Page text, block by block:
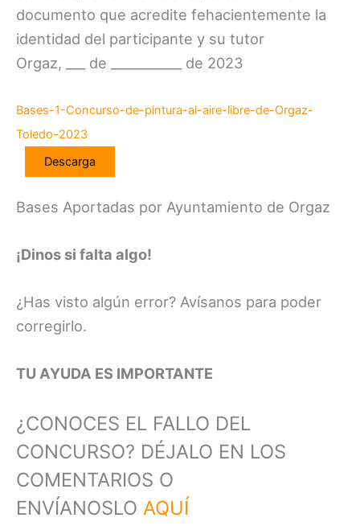
documento que acredite fehacientemente la
identidad del participante y su tutor
Orgaz, ___ de ___________ de 2023
Bases-1-Concurso-de-pintura-al-aire-libre-de-Orgaz-
Toledo-2023
Descarga
Bases Aportadas por Ayuntamiento de Orgaz
¡Dinos si falta algo!
¿Has visto algún error? Avísanos para poder
corregirlo.
TU AYUDA ES IMPORTANTE
¿CONOCES EL FALLO DEL
CONCURSO? DÉJALO EN LOS
COMENTARIOS O
ENVÍANOSLO AQUÍ